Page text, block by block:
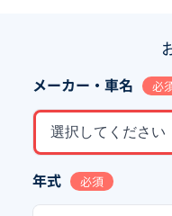
メーカー・車名 必
選択してください
年式 必須